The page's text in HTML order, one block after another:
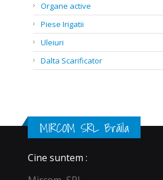
Organe active
Piese Irigatii
Uleiuri
Dalta Scarificator
MIRCOM SRL Brăila
Cine suntem :